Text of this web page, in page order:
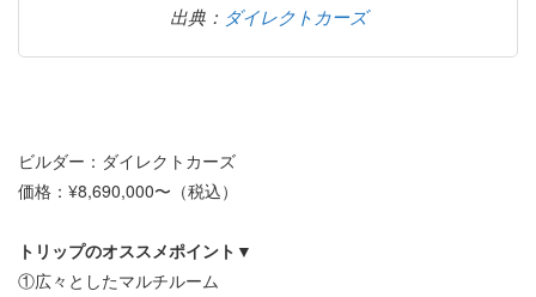
出典： ダイレクトカーズ
ビルダー：ダイレクトカーズ
価格：¥8,690,000〜（税込）
トリップのオススメポイント▼
①広々としたマルチルーム